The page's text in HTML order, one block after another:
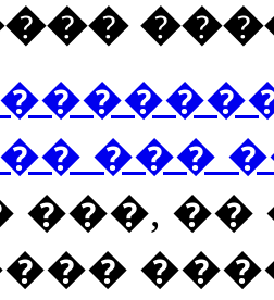
���
���,